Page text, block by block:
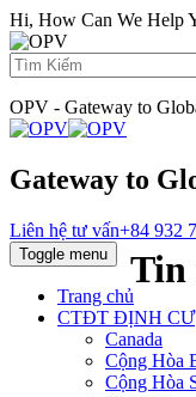
Hi, How Can We Help
OPV - Gateway to
Gateway to
Liên hệ tư vấn+84 932
Toggle menu
Trang chủ
CTĐT ĐỊNH CƯ
Canada
Cộng Hòa
Cộng Hòa
Tin